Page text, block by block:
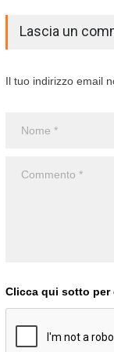
Lascia un
Il tuo indirizzo email
Clicca qui sotto per